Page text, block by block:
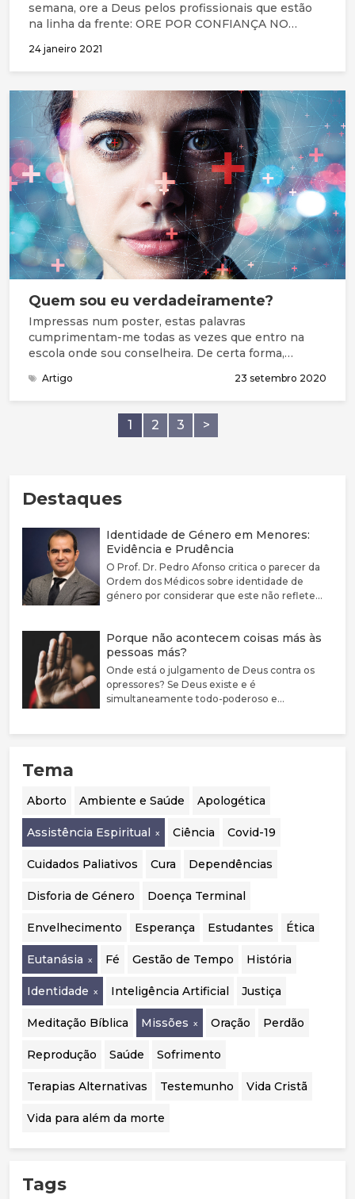
semana, ore a Deus pelos profissionais que estão
na linha da frente: ORE POR CONFIANÇA NO
todos os dias com fé e não com medo. Ore para que
confiem na soberania de Deus, no Seu amor firme e
autor e aperfeiçoador da sua fé (Hebreus 12:2);
24 janeiro 2021
Quem sou eu verdadeiramente?
Impressas num poster, estas palavras
cumprimentam-me todas as vezes que entro na
escola onde sou conselheira. De certa forma,
várias formas e, é claro, devemos sempre escolher a
gentileza. Mas esta declaração tem a suposição
filosófica de que não escolhemos apenas agir como
queremos, mas de que podemos escolher ser o que
Artigo 23 setembro 2020
1 2 3 >
Destaques
Identidade de Género em Menores:
Evidência e Prudência
O Prof. Dr. Pedro Afonso critica o parecer da
Ordem dos Médicos sobre identidade de
género por considerar que este não reflete
Defende que a disforia de género deve ser
encarada como uma condição médica
associada a sofrimento e sublinha a elevada
prevalência de comorbilidades psiquiátricas
nestes jovens. Argumenta que a evidência
o acompanhamento psicológico. Por fim,
considera essencial realizar uma auditoria
avaliar a segurança, eficácia e qualidade das
Porque não acontecem coisas más às
pessoas más?
Onde está o julgamento de Deus contra os
opressores? Se Deus existe e é
simultaneamente todo-poderoso e
Tema
Aborto Ambiente e Saúde Apologética
Assistência Espiritual Ciência Covid-19
Cuidados Paliativos Cura Dependências
Disforia de Género Doença Terminal
Envelhecimento Esperança Estudantes Ética
Eutanásia Fé Gestão de Tempo História
Identidade Inteligência Artificial Justiça
Meditação Bíblica Missões Oração Perdão
Reprodução Saúde Sofrimento
Terapias Alternativas Testemunho Vida Cristã
Vida para além da morte
Tags